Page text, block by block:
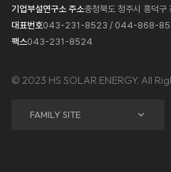
기업부설연구소 주소충청북도 청주시 흥덕
대표번호043-231-8523 / 044-868-
팩스043-231-8524
© 2023 HS SOLAR ENERGY. All
FAMILY SITE